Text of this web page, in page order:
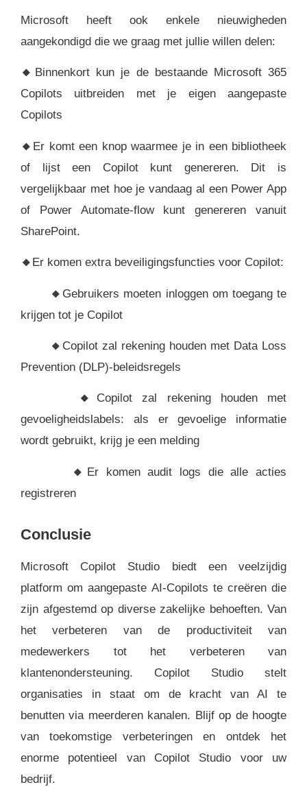
Microsoft heeft ook enkele nieuwigheden
aangekondigd die we graag met jullie willen delen:
🔸 Binnenkort kun je de bestaande Microsoft 365
Copilots uitbreiden met je eigen aangepaste
Copilots
🔸 Er komt een knop waarmee je in een bibliotheek
of lijst een Copilot kunt genereren. Dit is
vergelijkbaar met hoe je vandaag al een Power App
of Power Automate-flow kunt genereren vanuit
SharePoint.
🔸 Er komen extra beveiligingsfuncties voor Copilot:
🔸 Gebruikers moeten inloggen om toegang te
krijgen tot je Copilot
🔸 Copilot zal rekening houden met Data Loss
Prevention (DLP)-beleidsregels
🔸 Copilot zal rekening houden met
gevoeligheidslabels: als er gevoelige informatie
wordt gebruikt, krijg je een melding
🔸 Er komen audit logs die alle acties
registreren
Conclusie
Microsoft Copilot Studio biedt een veelzijdig
platform om aangepaste AI-Copilots te creëren die
zijn afgestemd op diverse zakelijke behoeften. Van
het verbeteren van de productiviteit van
medewerkers tot het verbeteren van
klantenondersteuning. Copilot Studio stelt
organisaties in staat om de kracht van AI te
benutten via meerderen kanalen. Blijf op de hoogte
van toekomstige verbeteringen en ontdek het
enorme potentieel van Copilot Studio voor uw
bedrijf.